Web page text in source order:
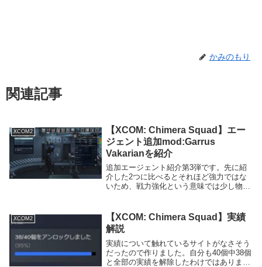
かみのもり
関連記事
XCOM2
【XCOM: Chimera Squad】エー
ジェント追加mod:Garrus
Vakarianを紹介
追加エージェント紹介第3弾です。先に紹
介した2つに比べるとそれほど強力ではな
いため、戦力強化という意味では少し物足
きます。mod概要New Agent Garrus...
XCOM2
【XCOM: Chimera Squad】実績
解説
実績について触れているサイトがなさそう
だったので作りました。自分も40個中38個
と全部の実績を解除したわけではありませ